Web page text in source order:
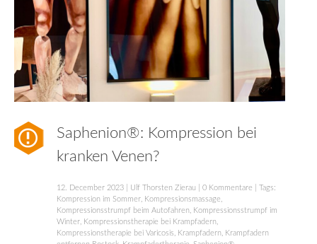
Saphenion®: Kompression bei
kranken Venen?
12. December 2023 Ulf Thorsten Zierau 0 Kommentare | Tags:
Kompression im Sommer
Kompressionsmassage
Kompressionsstrumpf beim Autofahren
Kompressionsstrumpf im
Winter
Kompressionstherapie bei Krampfadern
Kompressionstherapie bei Varicosis
Krampfadern
Krampfadern